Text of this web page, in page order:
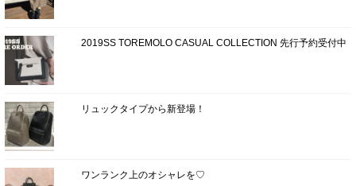
2019SS TOREMOLO CASUAL COLLECTION 先行予約受付中
リュックタイプから新登場！
ワンランク上のオシャレを♡